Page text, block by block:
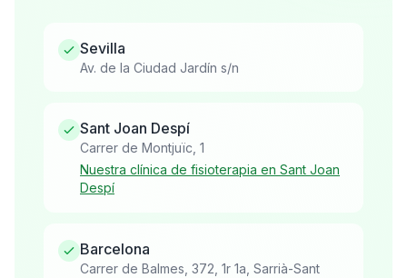
Sevilla
Av. de la Ciudad Jardín s/n
Sant Joan Despí
Carrer de Montjuïc, 1
Nuestra clínica de fisioterapia en Sant Joan
Despí
Barcelona
Carrer de Balmes, 372, 1r 1a, Sarrià-Sant